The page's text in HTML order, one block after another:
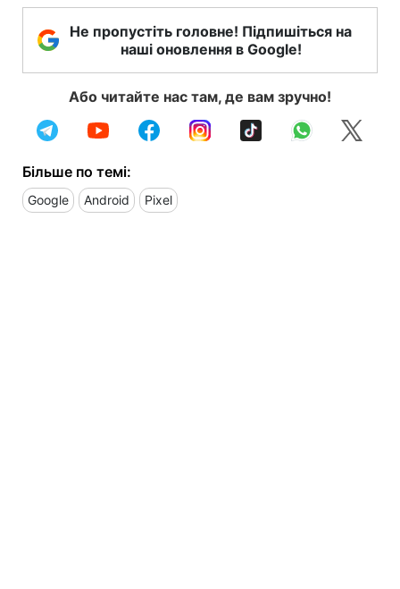
Не пропустіть головне! Підпишіться на
наші оновлення в Google!
Або читайте нас там, де вам зручно!
Більше по темі:
Google Android Pixel